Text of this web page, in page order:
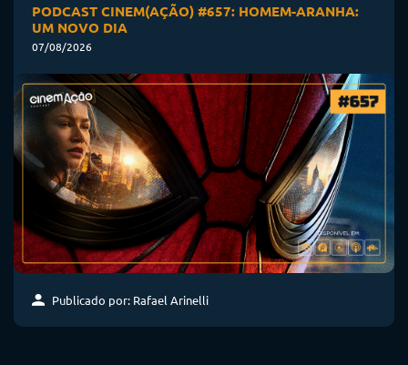
PODCAST CINEM(AÇÃO) #657: HOMEM-ARANHA:
UM NOVO DIA
07/08/2026
Publicado por: Rafael Arinelli